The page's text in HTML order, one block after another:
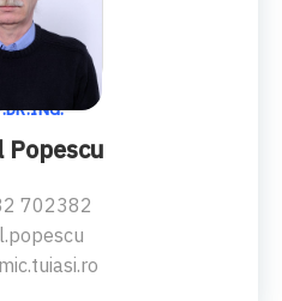
Popescu
702382